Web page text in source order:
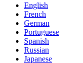
English
French
German
Portuguese
Spanish
Russian
Japanese